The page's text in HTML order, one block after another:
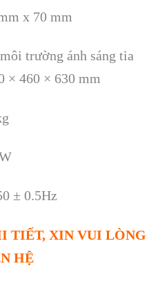
x 70 mm
trường ánh sáng tia
× 460 × 630 mm
± 0.5Hz
TIẾT, XIN VUI LÒNG
HỆ